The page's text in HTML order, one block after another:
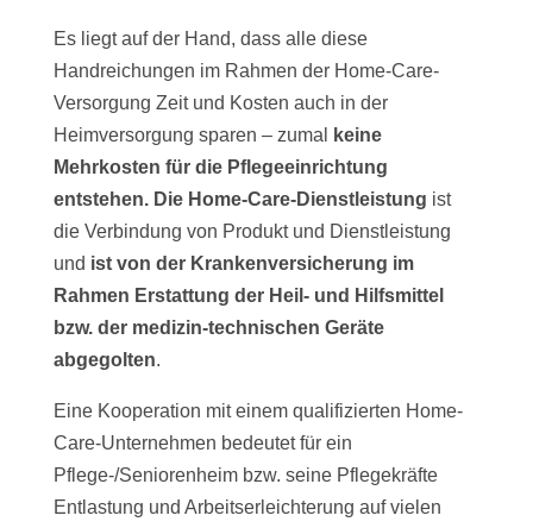
Es liegt auf der Hand, dass alle diese
Handreichungen im Rahmen der Home-Care-
Versorgung Zeit und Kosten auch in der
Heimversorgung sparen – zumal
keine
Mehrkosten für die Pflegeeinrichtung
entstehen. Die Home-Care-Dienstleistung ist
die Verbindung von Produkt und Dienstleistung
und ist von der Krankenversicherung im
Rahmen Erstattung der Heil- und Hilfsmittel
bzw. der medizin-technischen Geräte
abgegolten.
Eine Kooperation mit einem qualifizierten Home-
Care-Unternehmen bedeutet für ein
Pflege-/Seniorenheim bzw. seine Pflegekräfte
Entlastung und Arbeitserleichterung auf vielen